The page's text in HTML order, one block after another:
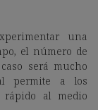
una
el número de
será mucho
permite a los
rápido al medio